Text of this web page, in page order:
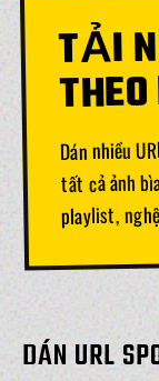
TẢI
Dán nhiều
tất cả ảnh
playlist,
DÁN URL